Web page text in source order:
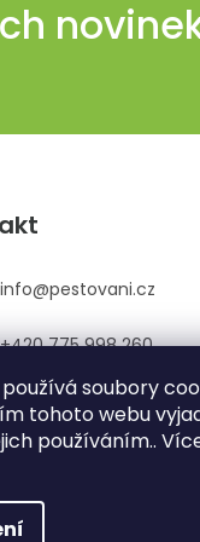
soubory
tohoto webu
používáním..
info@pestovani.cz
+420 775 998 260